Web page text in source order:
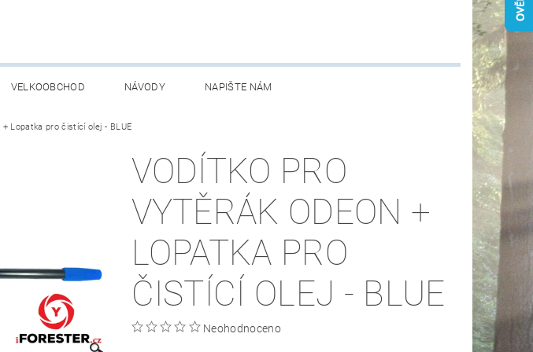
VELKOOBCHOD NÁVODY NAPIŠTE NÁM
+ Lopatka pro čistící olej - BLUE
VODÍTKO PRO
VYTĚRÁK ODEON +
LOPATKA PRO
ČISTÍCÍ OLEJ - BLUE
Neohodnoceno